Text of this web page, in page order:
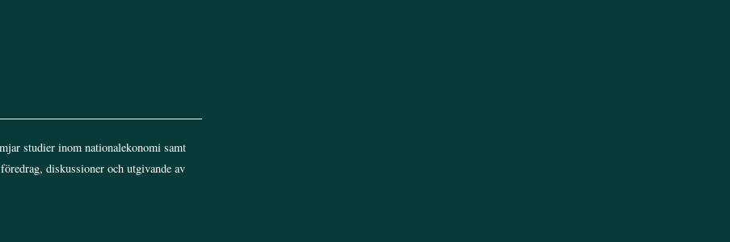
studier inom nationalekonomi samt
diskussioner och utgivande av